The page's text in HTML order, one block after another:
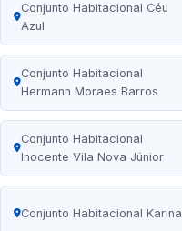
Conjunto Habitacional Céu
Azul
Conjunto Habitacional
Hermann Moraes Barros
Conjunto Habitacional
Inocente Vila Nova Júnior
Conjunto Habitacional Karina